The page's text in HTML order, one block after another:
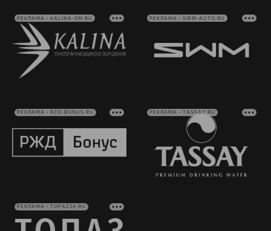
РЕКЛАМА • KALINA-SM.RU РЕКЛАМА • SWM-AUTO.RU
РЕКЛАМА • RZD-BONUS.RU РЕКЛАМА • TASSAY.RU
РЕКЛАМА • TOPAZ24.RU